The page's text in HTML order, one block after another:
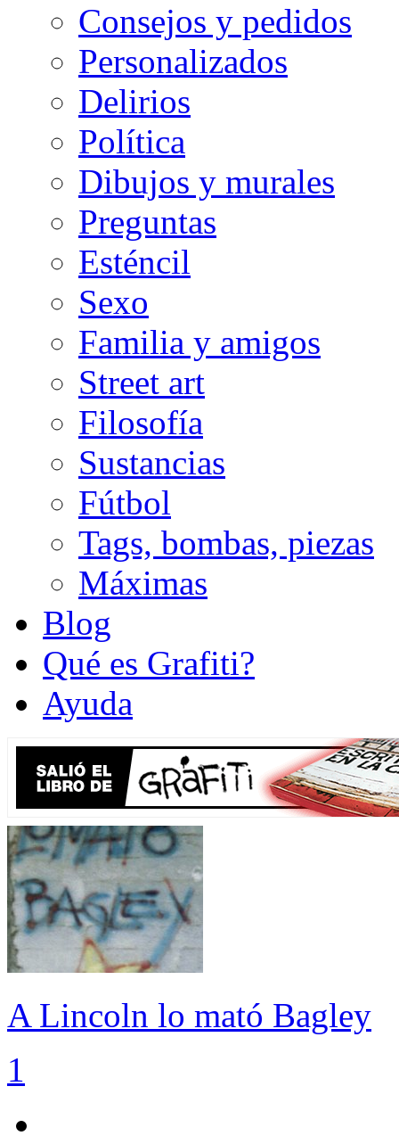
Consejos y pedidos
Personalizados
Delirios
Política
Dibujos y murales
Preguntas
Esténcil
Sexo
Familia y amigos
Street art
Filosofía
Sustancias
Fútbol
Tags, bombas, piezas
Máximas
Blog
Qué es Grafiti?
Ayuda
A Lincoln lo mató Bagley
1